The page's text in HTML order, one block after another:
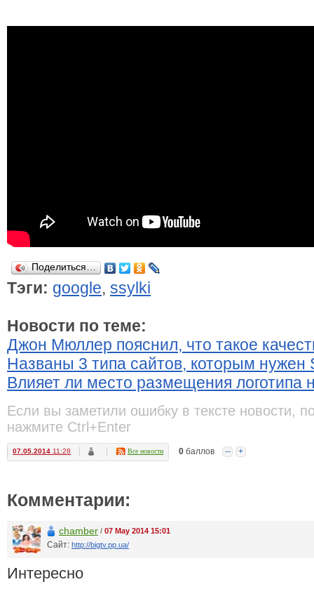
Поделиться…
Тэги: google, ssylki
Новости по теме:
Джон Мюллер пояснил, что такое
Названы 3 типа сайтов, которым нужен
Влияет ли место размещения логотипа
Если вы заметили ошибку в тексте новости,
нажмите Ctrl+Enter
07.05.2014 11:28 Все новости 0 баллов -- +
Комментарии:
chamber / 07 May 2014 15:01
Сайт: http://bigtv.pp.ua/
Интересно